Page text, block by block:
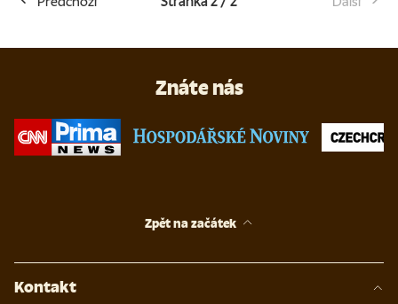
Znáte nás
Zpět na začátek
Kontakt